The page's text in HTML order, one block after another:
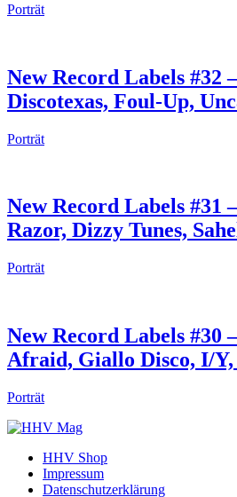
Porträt
New Record Labels #32
Discotexas, Foul-Up,
Porträt
New Record Labels #31
Razor, Dizzy Tunes,
Porträt
New Record Labels #30
Afraid, Giallo Disco, I/
Porträt
HHV Shop
Impressum
Datenschutzerklärung